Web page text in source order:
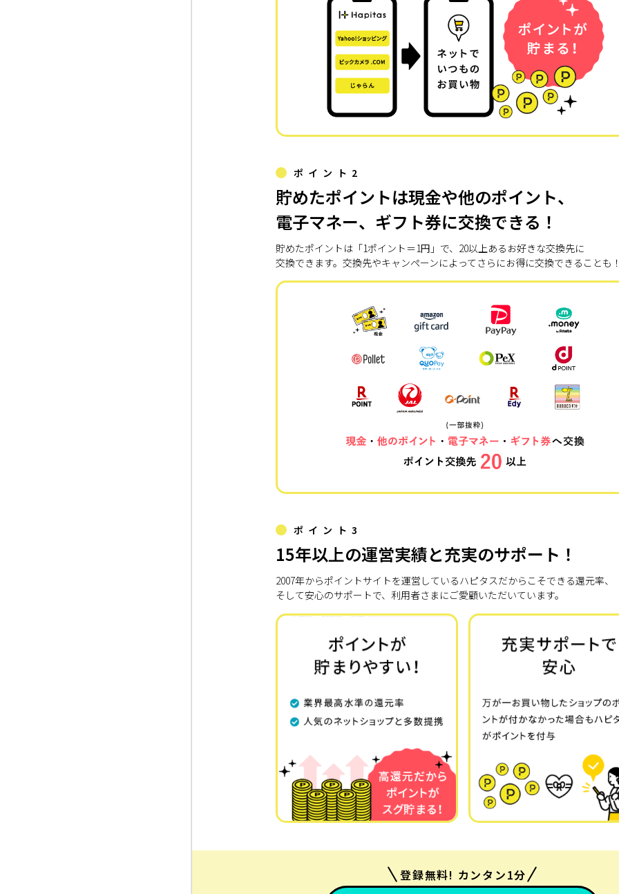
ポイント2
貯めたポイントは現金や他のポイント、
電子マネー、ギフト券に交換できる！
貯めたポイントは「1ポイント＝1円」で、20以上あるお好きな交換先に
交換できます。交換先やキャンペーンによってさらにお得に交換できることも
ポイント3
15年以上の運営実績と充実のサポート！
2007年からポイントサイトを運営しているハピタスだからこそできる還元率、
そして安心のサポートで、利用者さまにご愛顧いただいています。
登録無料! カンタン1分